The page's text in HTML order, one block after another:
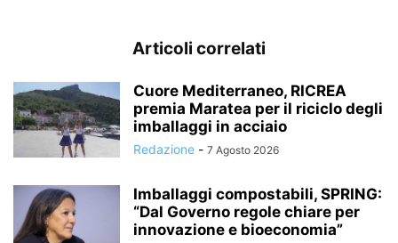
Articoli correlati
Cuore Mediterraneo, RICREA
premia Maratea per il riciclo degli
imballaggi in acciaio
Redazione - 7 Agosto 2026
Imballaggi compostabili, SPRING:
“Dal Governo regole chiare per
innovazione e bioeconomia”